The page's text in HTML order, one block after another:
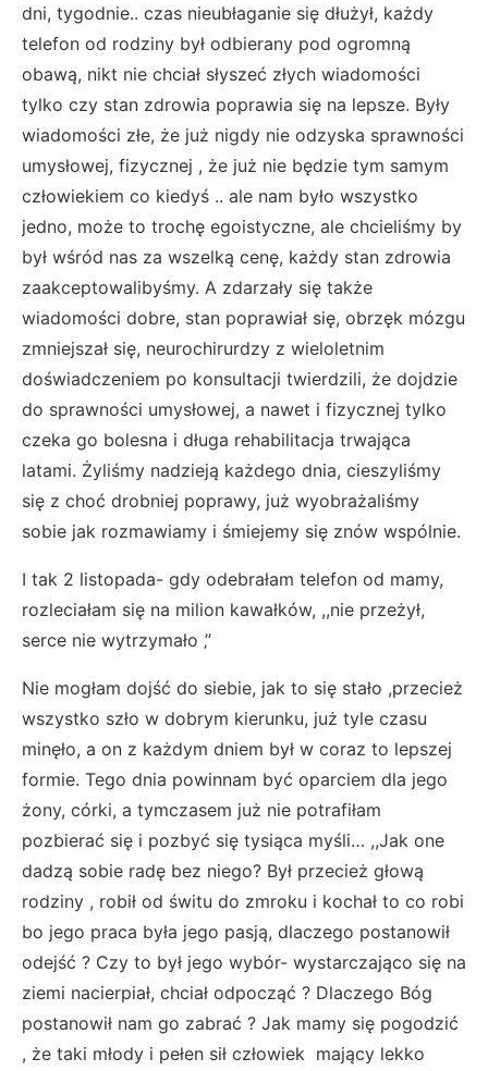
dni, tygodnie.. czas nieubłaganie się dłużył, każdy
telefon od rodziny był odbierany pod ogromną
obawą, nikt nie chciał słyszeć złych wiadomości
tylko czy stan zdrowia poprawia się na lepsze. Były
wiadomości złe, że już nigdy nie odzyska sprawności
umysłowej, fizycznej , że już nie będzie tym samym
człowiekiem co kiedyś .. ale nam było wszystko
jedno, może to trochę egoistyczne, ale chcieliśmy by
był wśród nas za wszelką cenę, każdy stan zdrowia
zaakceptowalibyśmy. A zdarzały się także
wiadomości dobre, stan poprawiał się, obrzęk mózgu
zmniejszał się, neurochirurdzy z wieloletnim
doświadczeniem po konsultacji twierdzili, że dojdzie
do sprawności umysłowej, a nawet i fizycznej tylko
czeka go bolesna i długa rehabilitacja trwająca
latami. Żyliśmy nadzieją każdego dnia, cieszyliśmy
się z choć drobniej poprawy, już wyobrażaliśmy
sobie jak rozmawiamy i śmiejemy się znów wspólnie.
I tak 2 listopada- gdy odebrałam telefon od mamy,
rozleciałam się na milion kawałków, ,,nie przeżył,
serce nie wytrzymało ‚’’
Nie mogłam dojść do siebie, jak to się stało ,przecież
wszystko szło w dobrym kierunku, już tyle czasu
minęło, a on z każdym dniem był w coraz to lepszej
formie. Tego dnia powinnam być oparciem dla jego
żony, córki, a tymczasem już nie potrafiłam
pozbierać się i pozbyć się tysiąca myśli… ,,Jak one
dadzą sobie radę bez niego? Był przecież głową
rodziny , robił od świtu do zmroku i kochał to co robi
bo jego praca była jego pasją, dlaczego postanowił
odejść ? Czy to był jego wybór- wystarczająco się na
ziemi nacierpiał, chciał odpocząć ? Dlaczego Bóg
postanowił nam go zabrać ? Jak mamy się pogodzić
, że taki młody i pełen sił człowiek mający lekko